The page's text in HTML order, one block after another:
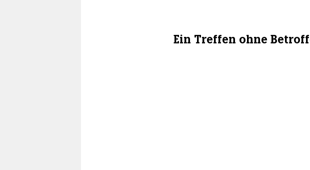
Ein Treffen ohne